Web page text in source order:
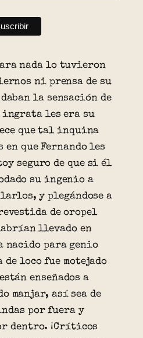
nada lo tuvieron
ni prensa de su
la sensación de
ingrata les era su
que tal inquina
que Fernando les
seguro de que si él
su ingenio a
y plegándose a
de oropel
llevado en
nacido para genio
loco fue motejado
enseñados a
manjar, así sea de
por fuera y
dentro. ¡Críticos